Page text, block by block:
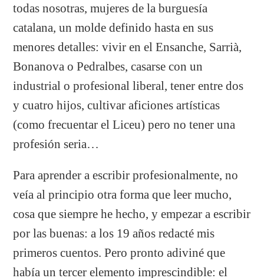
todas nosotras, mujeres de la burguesía
catalana, un molde definido hasta en sus
menores detalles: vivir en el Ensanche, Sarrià,
Bonanova o Pedralbes, casarse con un
industrial o profesional liberal, tener entre dos
y cuatro hijos, cultivar aficiones artísticas
(como frecuentar el Liceu) pero no tener una
profesión seria…
Para aprender a escribir profesionalmente, no
veía al principio otra forma que leer mucho,
cosa que siempre he hecho, y empezar a escribir
por las buenas: a los 19 años redacté mis
primeros cuentos. Pero pronto adiviné que
había un tercer elemento imprescindible: el